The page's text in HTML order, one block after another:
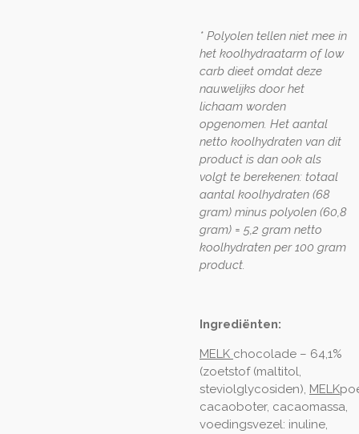
* Polyolen tellen niet mee in
het koolhydraatarm of low
carb dieet omdat deze
nauwelijks door het
lichaam worden
opgenomen. Het aantal
netto koolhydraten van dit
product is dan ook als
volgt te berekenen: totaal
aantal koolhydraten (68
gram) minus polyolen (60,8
gram) = 5,2 gram netto
koolhydraten per 100 gram
product.
Ingrediënten:
MELK chocolade – 64,1%
(zoetstof (maltitol,
steviolglycosiden), MELK
cacaoboter, cacaomassa,
voedingsvezel: inuline,